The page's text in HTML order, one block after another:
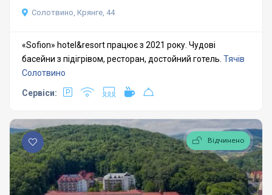
Солотвино, Крянге, 44
«Sofion» hotel&resort працює з 2021 року. Чудові
басейни з підігрівом, ресторан, достойний готель. Тячів
Солотвино
Сервіси:
Відчинено